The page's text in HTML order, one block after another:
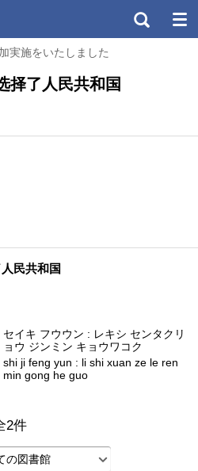
実施をいたしました
择了人民共和国
民共和国
セイキ フウウン : レキシ センタクリ
ョウ ジンミン キョウワコク
shi ji feng yun : li shi xuan ze le ren
min gong he guo
2件
の図書館